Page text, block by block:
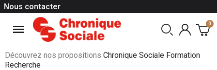
Nous contacter
Découvrez nos propositions Chronique Sociale Formation
Recherche